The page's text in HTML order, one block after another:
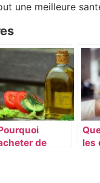
une meilleure
de
les